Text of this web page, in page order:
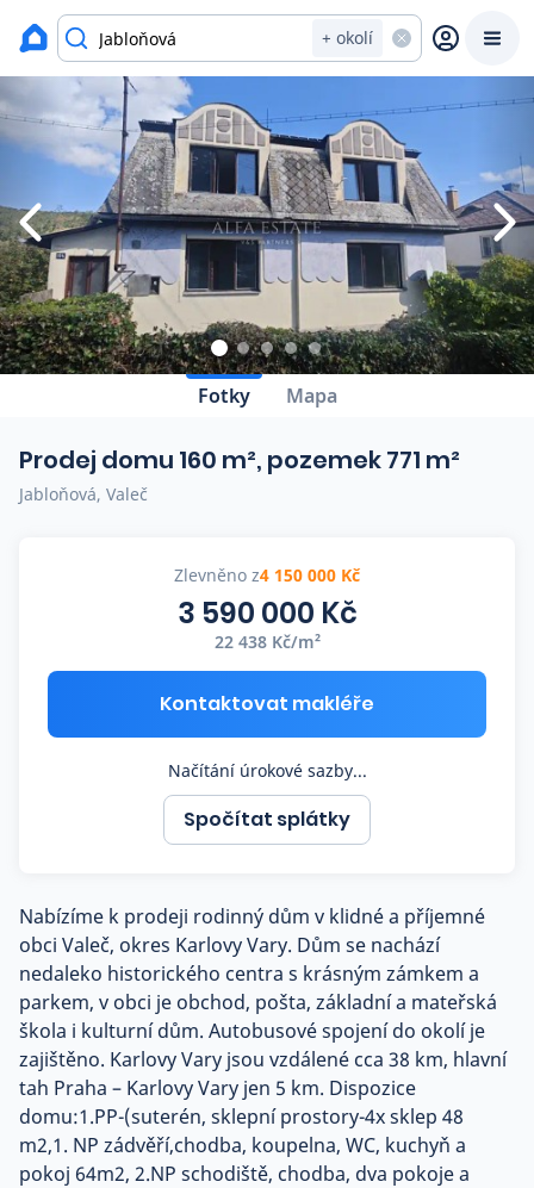
+ okolí
Prodat Koupit Ceny
Prodej s Reas.cz
Chytrý odhad ceny
Ceny prodaných nemovitostí
Přehled realitních makléřů
O nás
Výpis nemovitostí Zavřít
Fotky Mapa
Prodej domu 160 m², pozemek 771 m²
Jabloňová, Valeč
Zlevněno z4 150 000 Kč
3 590 000 Kč
22 438 Kč/m²
Kontaktovat makléře
Načítání úrokové sazby...
Spočítat splátky
Nabízíme k prodeji rodinný dům v klidné a příjemné
obci Valeč, okres Karlovy Vary. Dům se nachází
nedaleko historického centra s krásným zámkem a
parkem, v obci je obchod, pošta, základní a mateřská
škola i kulturní dům. Autobusové spojení do okolí je
zajištěno. Karlovy Vary jsou vzdálené cca 38 km, hlavní
tah Praha – Karlovy Vary jen 5 km. Dispozice
domu:1.PP-(suterén, sklepní prostory-4x sklep 48
m2,1. NP zádvěří,chodba, koupelna, WC, kuchyň a
pokoj 64m2, 2.NP schodiště, chodba, dva pokoje a